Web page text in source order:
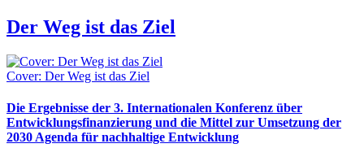
Der Weg ist das Ziel
Cover: Der Weg ist das Ziel
Die Ergebnisse der 3. Internationalen Konferenz über
Entwicklungsfinanzierung und die Mittel zur Umsetzung der
2030 Agenda für nachhaltige Entwicklung